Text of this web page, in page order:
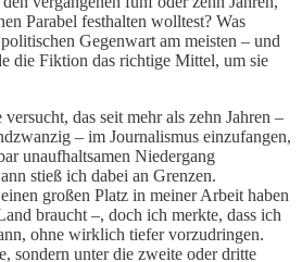
Parabel festhalten wolltest? Was
Gegenwart am meisten – und
die Fiktion das richtige Mittel, um sie
versucht, das seit mehr als zehn Jahren –
– im Journalismus einzufangen,
unaufhaltsamen Niedergang
stieß ich dabei an Grenzen.
großen Platz in meiner Arbeit haben
braucht –, doch ich merkte, dass ich
ohne wirklich tiefer vorzudringen.
sondern unter die zweite oder dritte